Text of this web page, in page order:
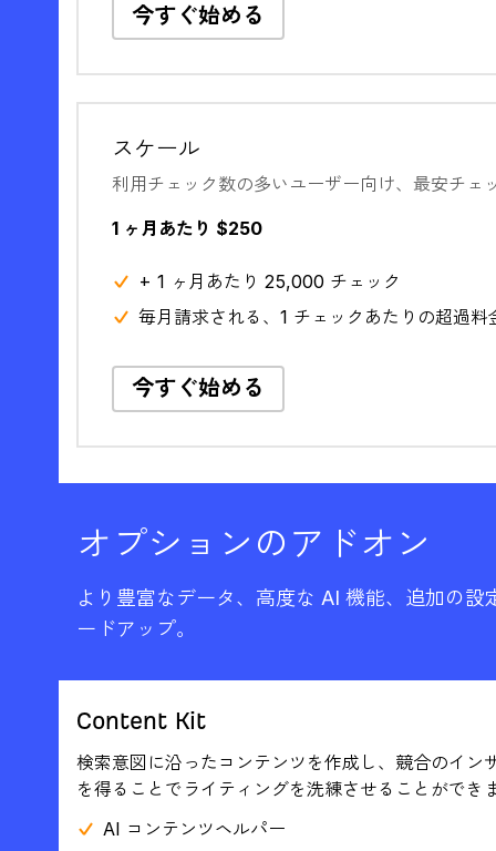
今すぐ始める
スケール
利用チェック数の多いユーザー向け、最安チェ
1 ヶ月あたり $250
+ 1 ヶ月あたり 25,000 チェック
毎月請求される、1 チェックあたりの超過
今すぐ始める
オプションのアドオン
より豊富なデータ、高度な AI 機能、追加の
ードアップ。
Content Kit
検索意図に沿ったコンテンツを作成し、競合のイン
を得ることでライティングを洗練させることができ
AI コンテンツヘルパー